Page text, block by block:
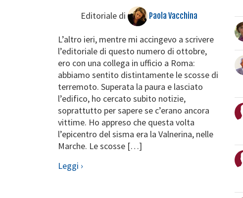
Editoriale di Paola Vacchina
L’altro ieri, mentre mi accingevo a scrivere
l’editoriale di questo numero di ottobre,
ero con una collega in ufficio a Roma:
abbiamo sentito distintamente le scosse di
terremoto. Superata la paura e lasciato
l’edifico, ho cercato subito notizie,
soprattutto per sapere se c’erano ancora
vittime. Ho appreso che questa volta
l’epicentro del sisma era la Valnerina, nelle
Marche. Le scosse […]
Leggi ›